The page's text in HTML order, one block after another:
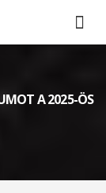
A 2025-ÖS